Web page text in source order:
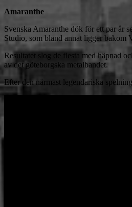
Amaranthe
Svenska Amaranthe dök för ett par år
Studio, som bland annat ligger bakom
Resultatet slog de flesta med häpnad
av det göteborgska metalbandet.
Efter den närmast legendariska